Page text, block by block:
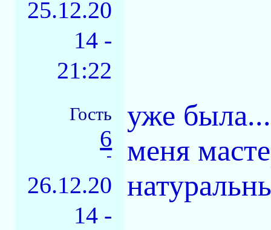
25.12.20
14 -
21:22
Гость
6
-
26.12.20
14 -
уже
меня